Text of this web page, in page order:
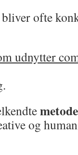
ofte
udnytter
og